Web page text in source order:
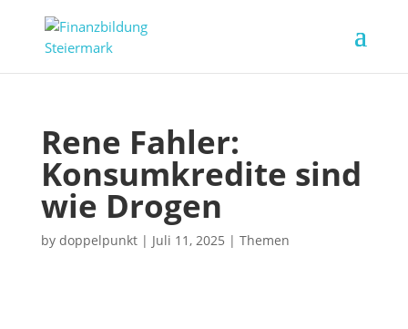
Rene Fahler:
Konsumkredite sind
wie Drogen
by doppelpunkt| Juli 11, 2025 | Themen